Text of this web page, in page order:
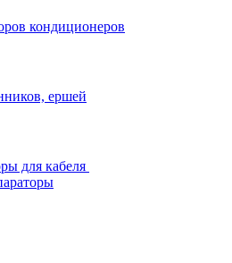
кондиционеров
ершей
для кабеля